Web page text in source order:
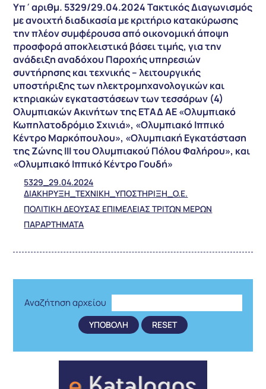
Υπ΄αριθμ. 5329/29.04.2024 Τακτικός Διαγωνισμός
με ανοιχτή διαδικασία με κριτήριο κατακύρωσης
την πλέον συμφέρουσα από οικονομική άποψη
προσφορά αποκλειστικά βάσει τιμής, για την
ανάδειξη αναδόχου Παροχής υπηρεσιών
συντήρησης και τεχνικής – λειτουργικής
υποστήριξης των ηλεκτρομηχανολογικών και
κτηριακών εγκαταστάσεων των τεσσάρων (4)
Ολυμπιακών Ακινήτων της ΕΤΑΔ ΑΕ «Ολυμπιακό
Κωπηλατοδρόμιο Σχινιά», «Ολυμπιακό Ιππικό
Κέντρο Μαρκόπουλου», «Ολυμπιακή Εγκατάσταση
της Ζώνης ΙΙΙ του Ολυμπιακού Πόλου Φαλήρου», και
«Ολυμπιακό Ιππικό Κέντρο Γουδή»
5329_29.04.2024
ΔΙΑΚΗΡΥΞΗ_ΤΕΧΝΙΚΗ_ΥΠΟΣΤΗΡΙΞΗ_Ο.Ε.
ΠΟΛΙΤΙΚΗ ΔΕΟΥΣΑΣ ΕΠΙΜΕΛΕΙΑΣ ΤΡΙΤΩΝ ΜΕΡΩΝ
ΠΑΡΑΡΤΗΜΑΤΑ
Αναζήτηση αρχείου